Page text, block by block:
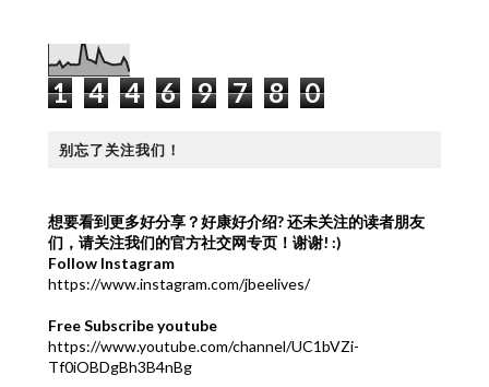
1 4 4 6 9 7 8 0
别忘了关注我们！
想要看到更多好分享？好康好介绍?还未关注的读者朋友
们，请关注我们的官方社交网专页！谢谢! :)
Follow Instagram
https://www.instagram.com/jbeelives/
Free Subscribe youtube
https://www.youtube.com/channel/UC1bVZi-
Tf0iOBDgBh3B4nBg